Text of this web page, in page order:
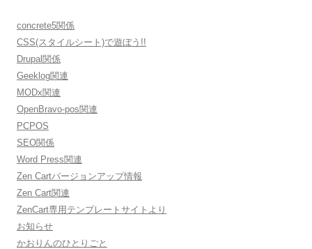
concrete5関係
CSS(スタイルシート)で遊ぼう!!
Drupal関係
Geeklog関連
MODx関連
OpenBravo-pos関連
PCPOS
SEO関係
Word Press関連
Zen Cartバージョンアップ情報
Zen Cart関連
ZenCart専用テンプレートサイトより
お知らせ
かおりんのひとりごと